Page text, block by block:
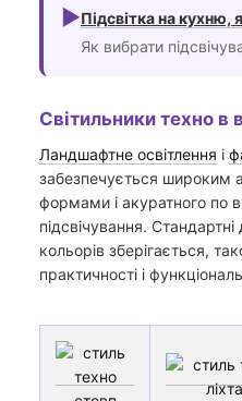
►Підсвітка на кухню,
Як вибрати
Світильники техно в
Ландшафтне освітлення і
забезпечується широким
формами і акуратного по
підсвічування. Стандартні
кольорів зберігається,
практичності і